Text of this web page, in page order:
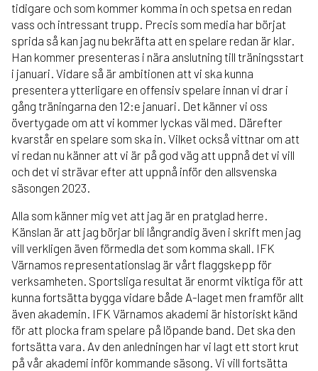
tidigare och som kommer komma in och spetsa en redan
vass och intressant trupp. Precis som media har börjat
sprida så kan jag nu bekräfta att en spelare redan är klar.
Han kommer presenteras i nära anslutning till träningsstart
i januari. Vidare så är ambitionen att vi ska kunna
presentera ytterligare en offensiv spelare innan vi drar i
gång träningarna den 12:e januari. Det känner vi oss
övertygade om att vi kommer lyckas väl med. Därefter
kvarstår en spelare som ska in. Vilket också vittnar om att
vi redan nu känner att vi är på god väg att uppnå det vi vill
och det vi strävar efter att uppnå inför den allsvenska
säsongen 2023.
Alla som känner mig vet att jag är en pratglad herre.
Känslan är att jag börjar bli långrandig även i skrift men jag
vill verkligen även förmedla det som komma skall. IFK
Värnamos representationslag är vårt flaggskepp för
verksamheten. Sportsliga resultat är enormt viktiga för att
kunna fortsätta bygga vidare både A-laget men framför allt
även akademin. IFK Värnamos akademi är historiskt känd
för att plocka fram spelare på löpande band. Det ska den
fortsätta vara. Av den anledningen har vi lagt ett stort krut
på vår akademi inför kommande säsong. Vi vill fortsätta